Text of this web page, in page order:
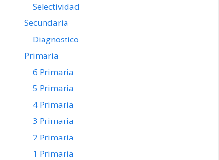
Selectividad
Secundaria
Diagnostico
Primaria
6 Primaria
5 Primaria
4 Primaria
3 Primaria
2 Primaria
1 Primaria